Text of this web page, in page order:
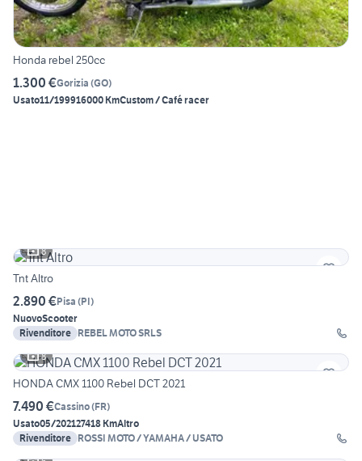
Honda rebel 250cc
1.300 €Gorizia (GO)
Usato11/199916000 KmCustom / Café racer
8
Tnt Altro
2.890 €Pisa (PI)
NuovoScooter
Rivenditore REBEL MOTO SRLS
8
HONDA CMX 1100 Rebel DCT 2021
7.490 €Cassino(FR)
Usato05/202127418 KmAltro
Rivenditore ROSSI MOTO / YAMAHA / USATO